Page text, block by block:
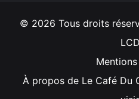
© 2026 Tous droits
À propos de Le Café Du